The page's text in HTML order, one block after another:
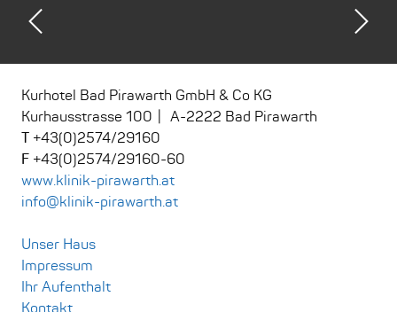
Kurhotel Bad Pirawarth GmbH & Co KG
Kurhausstrasse 100
A-2222 Bad Pirawarth
+43(0)2574/29160
+43(0)2574/29160-60
www.klinik-pirawarth.at
info@klinik-pirawarth.at
Unser Haus
Impressum
Ihr Aufenthalt
Kontakt